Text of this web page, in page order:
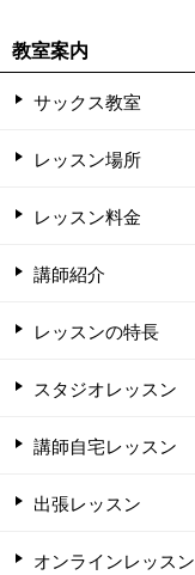
教室案内
サックス教室
レッスン場所
レッスン料金
講師紹介
レッスンの特長
スタジオレッスン
講師自宅レッスン
出張レッスン
オンラインレッスン